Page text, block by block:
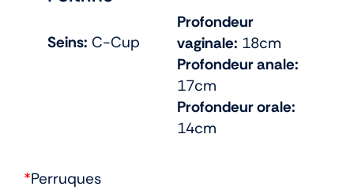
Seins: C-Cup
Profondeur
vaginale: 18cm
Profondeur anale:
17cm
Profondeur orale:
14cm
*Perruques